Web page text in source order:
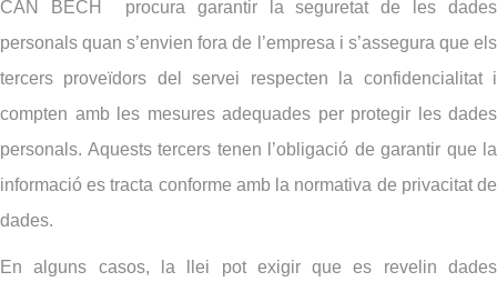
CAN BECH
procura garantir la seguretat de les dades
personals quan s’envien fora de l’empresa i s’assegura que els
tercers proveïdors del servei respecten la confidencialitat i
compten amb les mesures adequades per protegir les dades
personals. Aquests tercers tenen l’obligació de garantir que la
informació es tracta conforme amb la normativa de privacitat de
dades.
En alguns casos, la llei pot exigir que es revelin dades